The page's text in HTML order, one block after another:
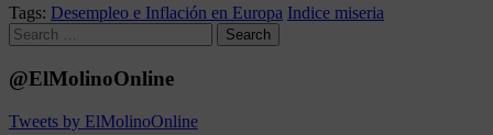
Tags: Desempleo e Inflación en Europa Indice miseria
Search
for:
@ElMolinoOnline
Tweets by ElMolinoOnline